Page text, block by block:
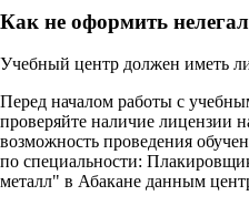
Как не оформить
Учебный центр должен иметь
Перед началом работы с
проверяйте наличие лицензии
возможность проведения
по специальности:
металл" в Абакане данным